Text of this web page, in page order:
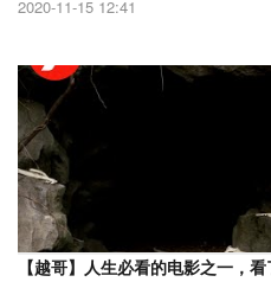
2020-11-15 12:41
【越哥】人生必看的电影之一，